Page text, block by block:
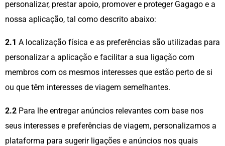
personalizar, prestar apoio, promover e proteger Gagago e a
nossa aplicação, tal como descrito abaixo:
2.1 A localização física e as preferências são utilizadas para
personalizar a aplicação e facilitar a sua ligação com
membros com os mesmos interesses que estão perto de si
ou que têm interesses de viagem semelhantes.
2.2 Para lhe entregar anúncios relevantes com base nos
seus interesses e preferências de viagem, personalizamos a
plataforma para sugerir ligações e anúncios nos quais